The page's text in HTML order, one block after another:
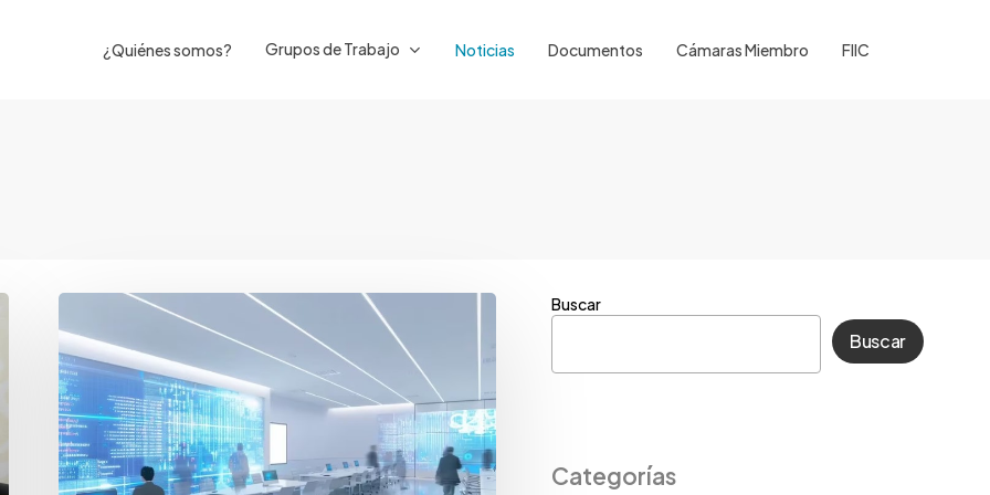
¿Quiénes somos? Grupos de Trabajo Noticias Documentos Cámaras Miembro FIIC
Buscar
Buscar
Categorías